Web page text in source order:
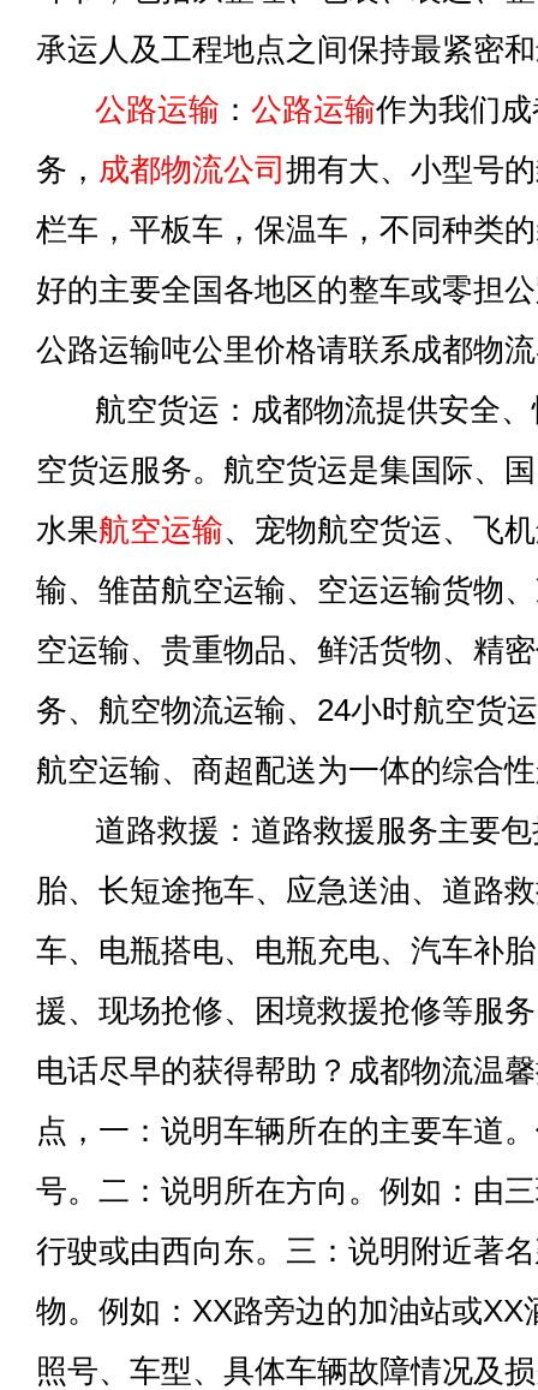
承运人及工程地点之间保持最紧密
公路运输 ： 公路运输作为我们
务， 成都物流公司 拥有大、小型号
栏车，平板车，保温车，不同种类
好的主要全国各地区的整车或零担
公路运输吨公里价格请联系成都物
航空货运：成都物流提供安全、
空货运服务。航空货运是集国际、
水果航空运输、宠物航空货运、飞
输、雏苗航空运输、空运运输货物
空运输、贵重物品、鲜活货物、精
务、航空物流运输、24小时航空货
航空运输、商超配送为一体的综合
道路救援：道路救援服务主要包
胎、长短途拖车、应急送油、道路
车、电瓶搭电、电瓶充电、汽车补
援、现场抢修、困境救援抢修等服
电话尽早的获得帮助？成都物流温
点，一：说明车辆所在的主要车道
号。二：说明所在方向。例如：由
行驶或由西向东。三：说明附近著
物。例如：XX路旁边的加油站或
照号、车型、具体车辆故障情况及